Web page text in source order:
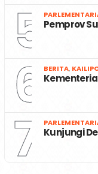
5 Pemprov
6 BERITA,
7 Kunjungi